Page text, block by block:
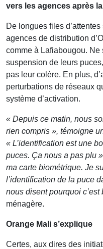
vers les agences après
De longues files
agences de distribution
comme à Lafiabougou.
suspension de leurs
pas leur colère. En plus,
perturbations de réseaux
système d’activation.
« Depuis ce matin, nous
rien compris », témoigne
« L’identification est une
puces. Ça nous a pas plu »
ma carte biométrique. Je
l’identification de la puce
nous disent pourquoi c’est
ménagère.
Orange Mali s’explique
Certes, aux dires des